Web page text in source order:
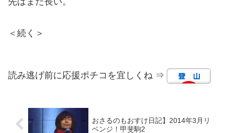
＜続く＞
読み逃げ前に応援ポチコを宜しくね ⇒
おさるのもおすけ日記】2014年3月リ
ベンジ！甲斐駒2